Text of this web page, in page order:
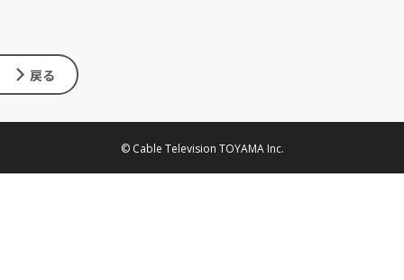
戻る
© Cable Television TOYAMA Inc.